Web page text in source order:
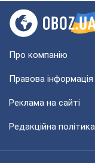
Про компанію
Правова інформація
Реклама на сайті
Редакційна політика